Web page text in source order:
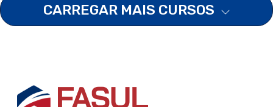
CARREGAR MAIS CURSOS